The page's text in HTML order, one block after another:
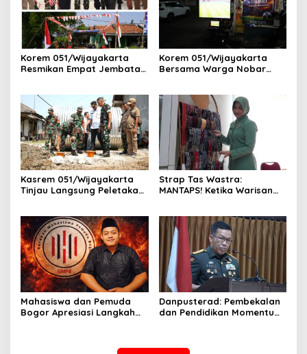
Korem 051/Wijayakarta
Resmikan Empat Jembatan
Masyarakat Indonesia
Korem 051/Wijayakarta
Bersama Warga Nobar
Kasrem 051/Wijayakarta
Tinjau Langsung Peletakan
Strap Tas Wastra:
MANTAPS! Ketika Warisan
Mahasiswa dan Pemuda
Bogor Apresiasi Langkah
Danpusterad: Pembekalan
dan Pendidikan Momentum